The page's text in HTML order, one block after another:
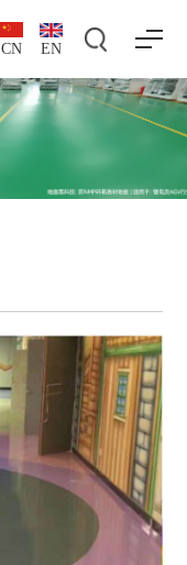
CN EN